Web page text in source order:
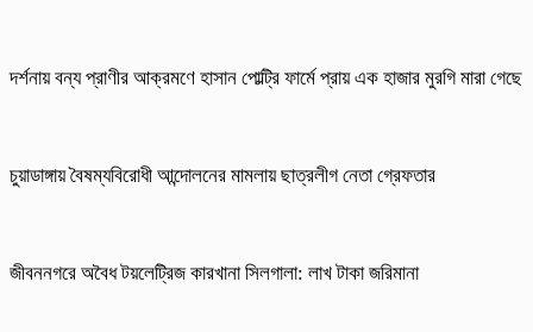
দর্শনায় বন্য প্রাণীর আক্রমণে হাসান পোল্ট্রি ফার্মে প্রায় এক হাজার মুরগি মারা গেছে
চুয়াডাঙ্গায় বৈষম্যবিরোধী আন্দোলনের মামলায় ছাত্রলীগ নেতা গ্রেফতার
জীবননগরে অবৈধ টয়লেট্রিজ কারখানা সিলগালা: লাখ টাকা জরিমানা